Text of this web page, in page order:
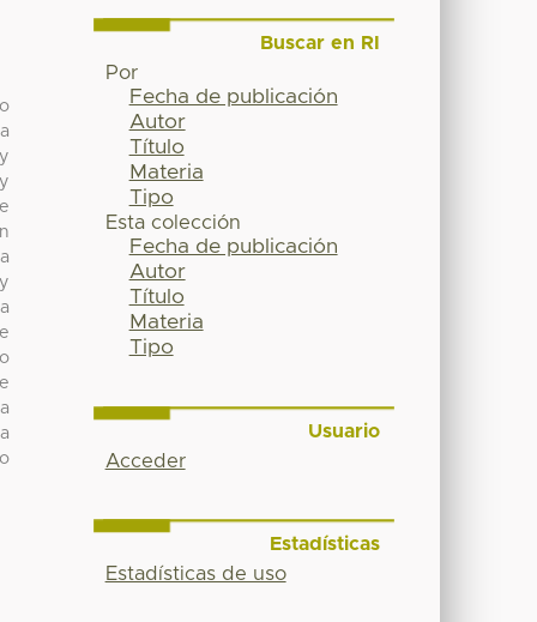
Buscar en RI
Por
Fecha de publicación
Autor
Título
Materia
Tipo
Esta colección
Fecha de publicación
Autor
Título
Materia
Tipo
Usuario
Acceder
Estadísticas
Estadísticas de uso